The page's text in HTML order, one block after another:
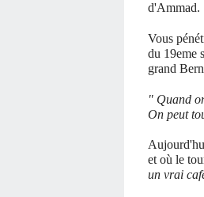
d'Ammad.
Vous
du 19eme
grand
" Quand
On peut
et où le
un vrai